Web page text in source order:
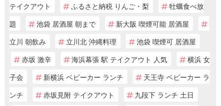
テイクアウト
ふるさと納税 りんご・梨
牡蠣食べ放
題
池袋 居酒屋 朝まで
新大阪 喫煙可能 居酒屋
立川 朝飲み
立川北 沖縄料理
池袋 喫煙可 居酒屋
赤坂 激辛
海浜幕張 駅 テイクアウト 人気
横浜 女
子会
新横浜 ベビーカー ランチ
天王寺 ベビーカー ラ
ンチ
赤坂見附 テイクアウト
九段下 ランチ 土日